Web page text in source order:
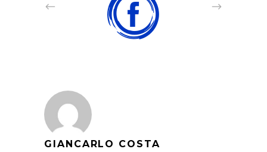
GIANCARLO COSTA